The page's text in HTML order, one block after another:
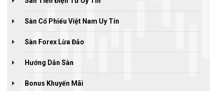
Sàn Cổ Phiếu Việt Nam Uy Tín
Sàn Forex Lừa Đảo
Hướng Dẫn Sàn
Bonus Khuyến Mãi